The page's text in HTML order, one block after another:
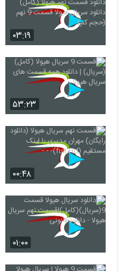
۰۳:۱۹
۵۳:۲۳
۰۰:۴۸
۰۱:۰۰